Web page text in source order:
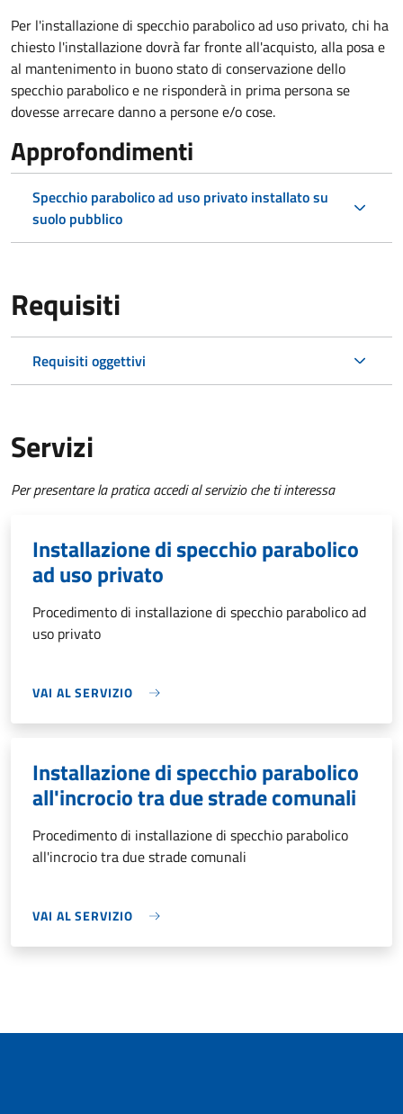
Per l'installazione di specchio parabolico ad uso privato, chi ha
chiesto l'installazione dovrà far fronte all'acquisto, alla posa e
al mantenimento in buono stato di conservazione dello
specchio parabolico e ne risponderà in prima persona se
dovesse arrecare danno a persone e/o cose.
Approfondimenti
Specchio parabolico ad uso privato installato su
suolo pubblico
Requisiti
Requisiti oggettivi
Servizi
Per presentare la pratica accedi al servizio che ti interessa
Installazione di specchio parabolico
ad uso privato
Procedimento di installazione di specchio parabolico ad
uso privato
VAI AL SERVIZIO
Installazione di specchio parabolico
all'incrocio tra due strade comunali
Procedimento di installazione di specchio parabolico
all'incrocio tra due strade comunali
VAI AL SERVIZIO